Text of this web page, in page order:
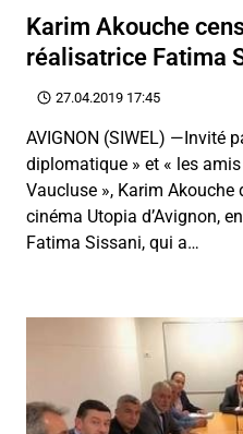
Karim Akouche
réalisatrice Fatima
27.04.2019 17:45
AVIGNON (SIWEL) —Invité
diplomatique » et « les
Vaucluse », Karim Akouche
cinéma Utopia d’Avignon,
Fatima Sissani, qui a…